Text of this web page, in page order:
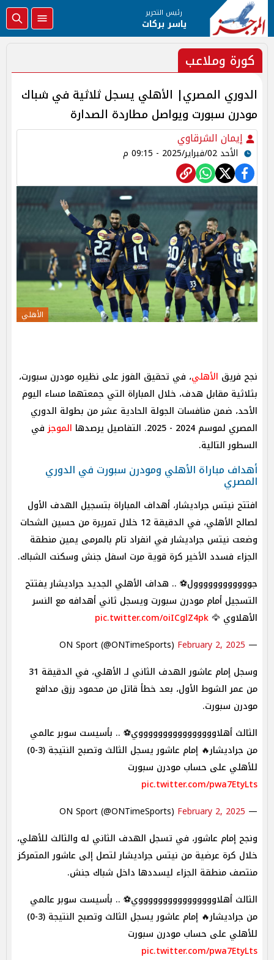
رئيس التحرير
ياسر بركات
كورة وملاعب
الدوري المصري| الأهلي يسجل ثلاثية في شباك
مودرن سبورت ويواصل مطاردة الصدارة
إيمان الشرقاوي
الأحد 02/فبراير/2025 - 09:15 م
الأهلي
نجح فريق الأهلي، في تحقيق الفوز على نظيره مودرن سبورت،
بثلاثية مقابل هدف، خلال المباراة التي جمعتهما مساء اليوم
الأحد، ضمن منافسات الجولة الحادية عشر من بطولة الدوري
المصري لموسم 2024 - 2025. التفاصيل يرصدها
الموجزفي
السطور التالية.
أهداف مباراة الأهلي ومودرن سبورت في الدوري
المصري
افتتح نيتس جراديشار، أهداف المباراة بتسجيل الهدف الأول
لصالح الأهلي، في الدقيقة 12 خلال تمريرة من حسين الشحات
وضعت نيتس جراديشار في انفراد تام بالمرمى يمين منطقة
الجزاء فسدد الأخير كرة قوية مرت اسفل جنش وسكنت الشباك.
جوووووووووووول⚽ .. هداف الأهلي الجديد جراديشار يفتتح
التسجيل أمام مودرن سبورت ويسجل ثاني أهدافه مع النسر
الأهلاوي 🦅pic.twitter.com/oiICglZ4pk
— ON Sport (@ONTimeSports)
February 2, 2025
وسجل إمام عاشور الهدف الثاني لـ الأهلي، في الدقيقة 31
من عمر الشوط الأول، بعد خطأ قاتل من محمود رزق مدافع
مودرن سبورت.
الثالث أهلاووووووووووووووووي⚽ .. بأسيست سوبر عالمي
من جراديشار🔥 إمام عاشور يسجل الثالث وتصبح النتيجة (3-0)
للأهلي على حساب مودرن سبورت
pic.twitter.com/pwa7EtyLts
— ON Sport (@ONTimeSports)
February 2, 2025
ونجح إمام عاشور، في تسجل الهدف الثاني له والثالث للأهلي،
خلال كرة عرضية من نيتس جراديشار لتصل إلى عاشور المتمركز
منتصف منطقة الجزاء ليسددها داخل شباك جنش.
الثالث أهلاووووووووووووووووي⚽ .. بأسيست سوبر عالمي
من جراديشار🔥 إمام عاشور يسجل الثالث وتصبح النتيجة (3-0)
للأهلي على حساب مودرن سبورت
pic.twitter.com/pwa7EtyLts